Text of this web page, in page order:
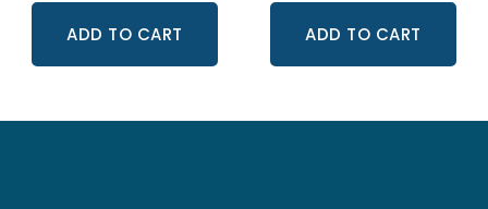
ADD TO CART ADD TO CART